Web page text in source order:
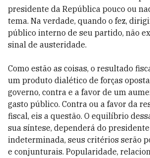
presidente da República pouco ou
tema. Na verdade, quando o fez,
público interno de seu partido, não
sinal de austeridade.
Como estão as coisas, o resultado
um produto dialético de forças
governo, contra e a favor de um
gasto público. Contra ou a favor da
fiscal, eis a questão. O equilíbrio
sua síntese, dependerá do presidente
indeterminada, seus critérios serão
e conjunturais. Popularidade,